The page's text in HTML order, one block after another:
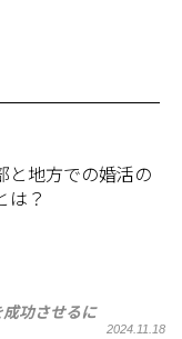
と地方での婚活の
は？
成功させるに
2024.11.18